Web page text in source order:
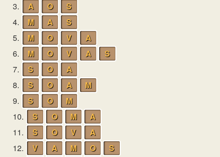
3.
A O
S
4.
M A
S
5.
M O V
A
6.
M O V A
S
7.
S O
A
8.
S O A
M
9.
S O
M
10.
S O M
A
11.
S O V
A
12.
V A M O
S